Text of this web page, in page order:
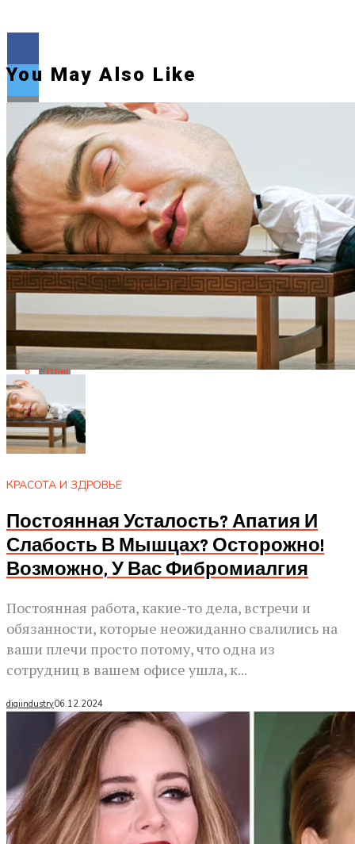
Flipboard
Reddit
Pinterest
Whatsapp
Whatsapp
Email
You May Also Like
КРАСОТА И ЗДРОВЬЕ
Постоянная Усталость? Апатия И
Слабость В Мышцах? Осторожно!
Возможно, У Вас Фибромиалгия
Постоянная работа, какие-то дела, встречи и
обязанности, которые неожиданно свалились на
ваши плечи просто потому, что одна из
сотрудниц в вашем офисе ушла, к...
digiindustry06.12.2024